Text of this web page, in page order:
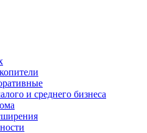
и среднего бизнеса